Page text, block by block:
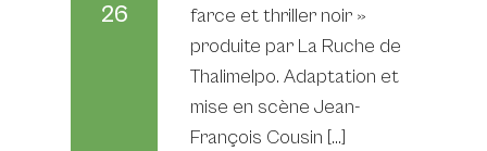
26
farce et thriller noir »
produite par La Ruche de
Thalimelpo. Adaptation et
mise en scène Jean-
François Cousin […]